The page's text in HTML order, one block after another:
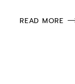
READ MORE